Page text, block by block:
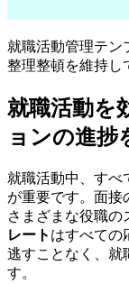
就職活動管理テン
整理整頓を維持し
就職活動を
ョンの進捗
就職活動中、すべ
が重要です。面接
さまざまな役職の
レート はすべての
逃すことなく、就
す。